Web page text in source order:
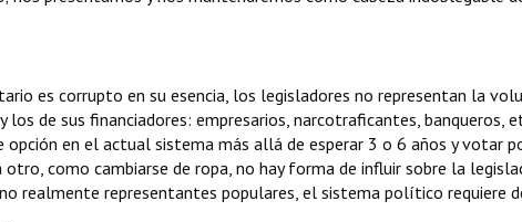
es corrupto en su esencia, los legisladores no representan la
los de sus financiadores: empresarios, narcotraficantes, banqueros,
en el actual sistema más allá de esperar 3 o 6 años y votar
como cambiarse de ropa, no hay forma de influir sobre la
realmente representantes populares, el sistema político requiere